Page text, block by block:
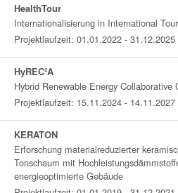
HealthTour
Internationalisierung in International
Projektlaufzeit: 01.01.2022 - 31.12.2025
HyREC²A
Hybrid Renewable Energy Collaborative
Projektlaufzeit: 15.11.2024 - 14.11.2027
KERATON
Erforschung materialreduzierter
Tonschaum mit
energieoptimierte Gebäude